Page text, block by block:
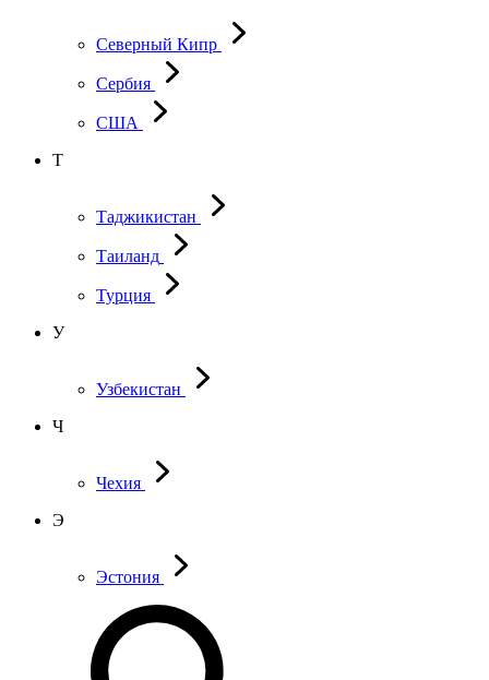
Северный Кипр
Сербия
США
Т
Таджикистан
Таиланд
Турция
У
Узбекистан
Ч
Чехия
Э
Эстония